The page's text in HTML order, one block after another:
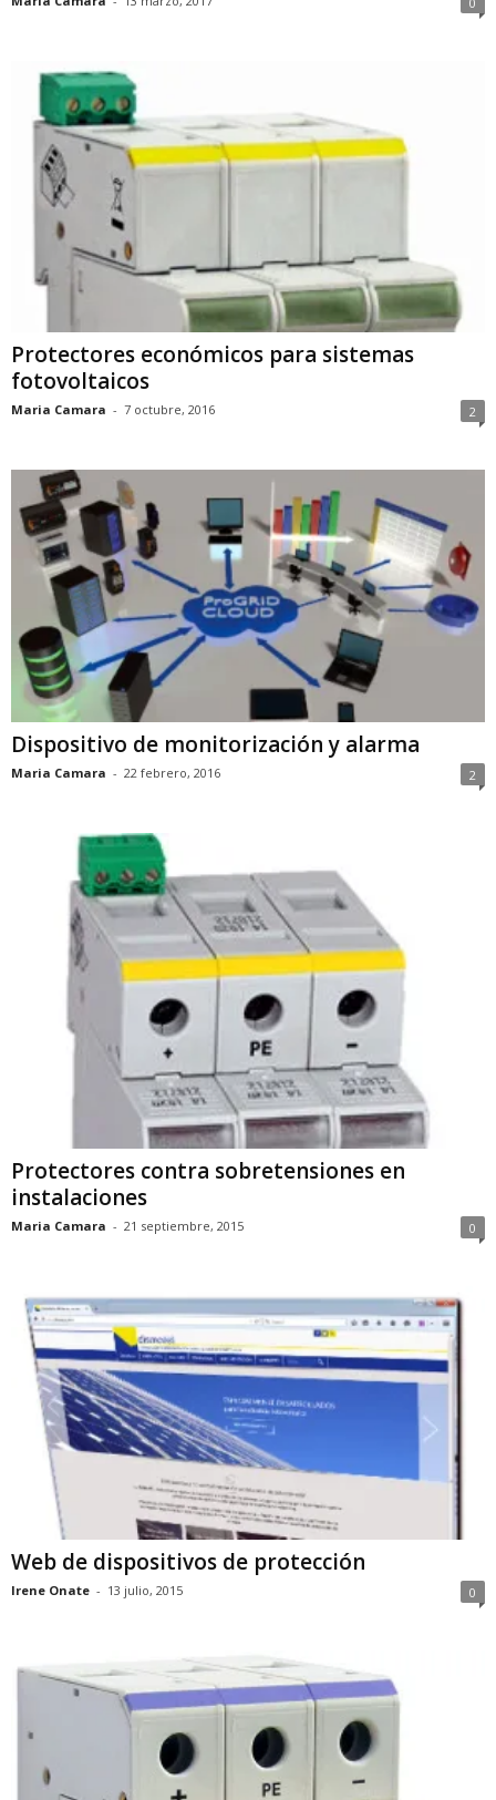
Protectores económicos para sistemas
fotovoltaicos
Maria Camara - 7 octubre, 2016 2
Dispositivo de monitorización y alarma
Maria Camara - 22 febrero, 2016 2
Protectores contra sobretensiones en
instalaciones
Maria Camara - 21 septiembre, 2015 0
Web de dispositivos de protección
Irene Onate - 13 julio, 2015 0